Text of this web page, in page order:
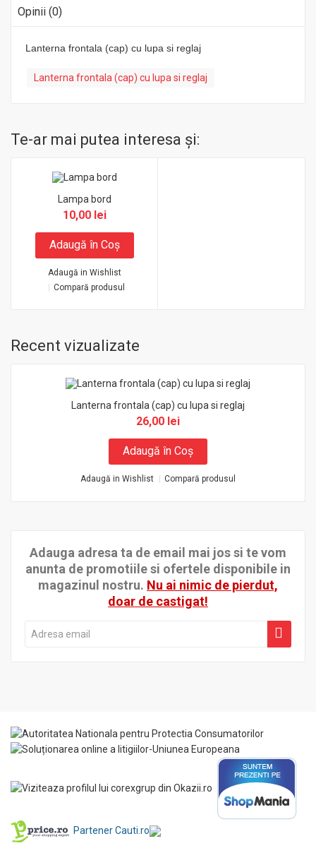
Opinii (0)
Lanterna frontala (cap) cu lupa si reglaj
Lanterna frontala (cap) cu lupa si reglaj
Te-ar mai putea interesa şi:
Lampa bord
10,00 lei
Adaugă în Coş
Adaugă in Wishlist
Compară produsul
Recent vizualizate
Lanterna frontala (cap) cu lupa si reglaj
26,00 lei
Adaugă în Coş
Adaugă in Wishlist Compară produsul
Adauga adresa ta de email mai jos si te vom
anunta de promotiile si ofertele disponibile in
magazinul nostru. Nu ai nimic de pierdut,
doar de castigat!
Partener Cauti.ro